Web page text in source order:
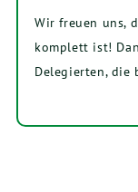
Wir freuen uns,
komplett ist!
Delegierten, die